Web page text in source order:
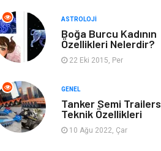
Finans Tekstil
Aksesuar Anne Çocuk
Astroloji
Sigorta Bebek Giyim
ASTROLOJI
Boğa Burcu Kadının
Özellikleri Nelerdir?
22 Eki 2015, Per
GENEL
Tanker Semi Trailers
Teknik Özellikleri
10 Ağu 2022, Çar